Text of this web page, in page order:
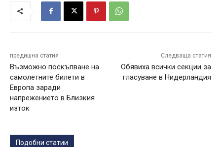
предишна статия
Възможно поскъпване на
самолетните билети в
Европа заради
напрежението в Близкия
изток
Следваща статия
Обявиха всички секции за
гласуване в Нидерландия
Подобни статии